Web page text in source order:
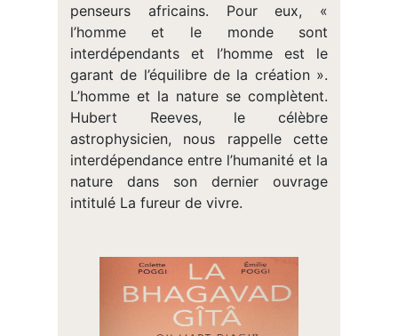
penseurs africains. Pour eux, «
l’homme et le monde sont
interdépendants et l’homme est le
garant de l’équilibre de la création ».
L’homme et la nature se complètent.
Hubert Reeves, le célèbre
astrophysicien, nous rappelle cette
interdépendance entre l’humanité et la
nature dans son dernier ouvrage
intitulé La fureur de vivre.